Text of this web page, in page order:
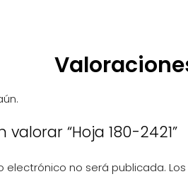
valorar “Hoja 180-2421”
electrónico no será publicada.